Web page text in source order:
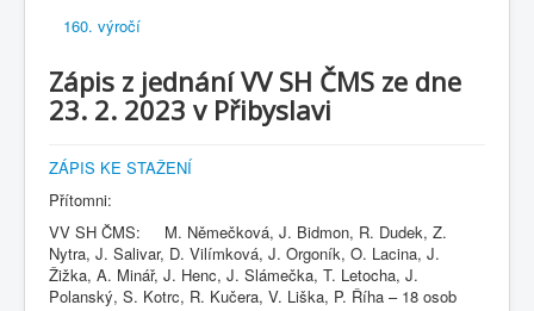
160. výročí
Zápis z jednání VV SH ČMS ze dne
23. 2. 2023 v Přibyslavi
ZÁPIS KE STAŽENÍ
Přítomni:
VV SH ČMS: M. Němečková, J. Bidmon, R. Dudek, Z.
Nytra, J. Salivar, D. Vilímková, J. Orgoník, O. Lacina, J.
Žižka, A. Minář, J. Henc, J. Slámečka, T. Letocha, J.
Polanský, S. Kotrc, R. Kučera, V. Liška, P. Říha – 18 osob